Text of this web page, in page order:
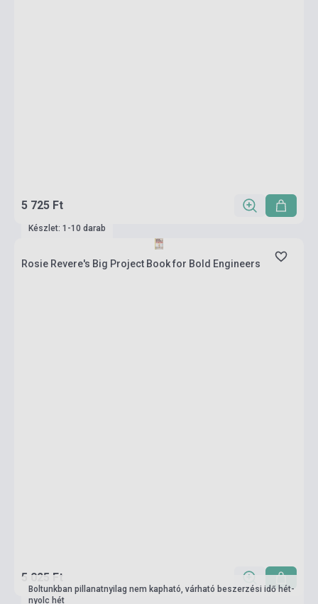
5 725 Ft
Készlet: 1-10 darab
Rosie Revere's Big Project Book for Bold Engineers
5 025 Ft
Boltunkban pillanatnyilag nem kapható, várható beszerzési idő hét-
nyolc hét